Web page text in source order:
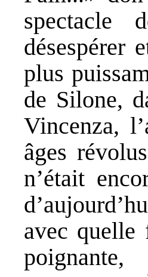
spectacle
désespérer
plus
de Silone,
Vincenza,
âges
n’était
avec quelle